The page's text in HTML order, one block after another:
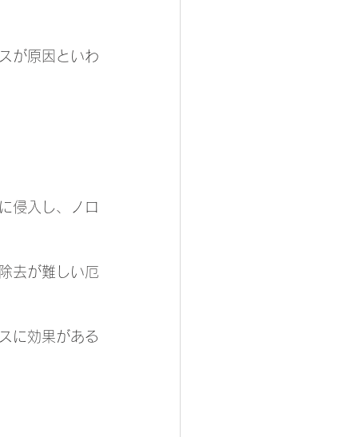
が原因といわ
侵入し、ノロ
去が難しい厄
に効果がある